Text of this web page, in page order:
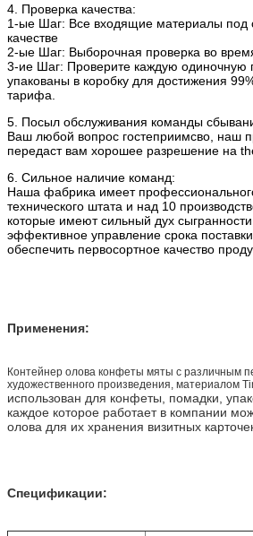
4. Проверка качества:
1-ые Шаг: Все входящие материалы под
качестве
2-ые Шаг: Выборочная проверка во
3-ие Шаг: Проверите каждую одиночную
упакованы в коробку для достижения
тарифа.
5. Посыл обслуживания команды
Ваш любой вопрос гостеприимсво, наш
передаст вам хорошее разрешение на
6. Сильное наличие команд:
Наша фабрика имеет профессионального
технического штата и над 10
которые имеют сильный дух
эффективное управление срока
обеспечить первосортное качество
Применения:
Контейнер олова конфеты мяты с различным
художественного произведения, материалом
использован для конфеты, помадки,
каждое которое работает в компании
олова для их хранения визитных
Спецификации: